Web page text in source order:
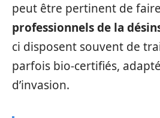
peut être pertinent de
professionnels de la
ci disposent souvent de
parfois bio-certifiés,
d’invasion.